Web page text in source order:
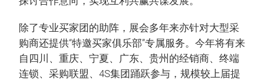
除了专业买家团的助阵，展会多年来亦针对大型采
购商还提供“特邀买家俱乐部”专属服务。今年将有来
自四川、重庆、宁夏、广东、贵州的经销商、终端
连锁、采购联盟、4S集团踊跃参与，规模较上届提